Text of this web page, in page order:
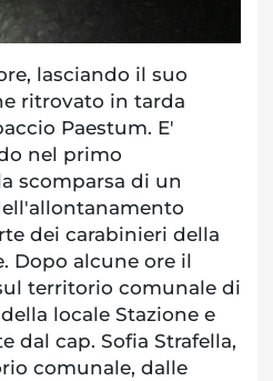
lasciando il suo
ritrovato in tarda
Paestum. E'
nel primo
scomparsa di un
dei carabinieri della
Dopo alcune ore il
territorio comunale di
locale Stazione e
dal cap. Sofia Strafella,
comunale, dalle